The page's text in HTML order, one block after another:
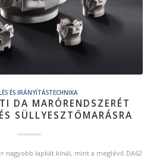
ÉS IRÁNYÍTÁSTECHNIKA
DA MARÓRENDSZERÉT
SÜLLYESZTŐMARÁSRA
nagyobb lapkát kínál, mint a meglévő DA62